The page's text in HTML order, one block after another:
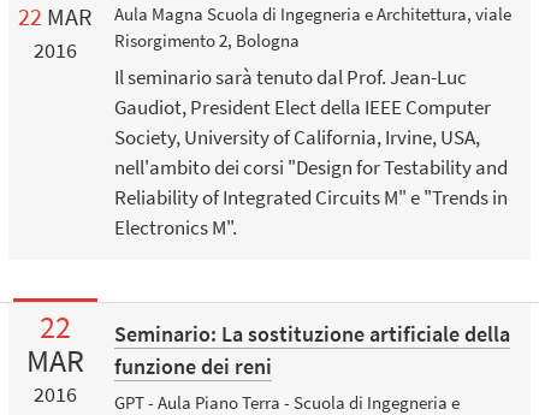
22 MAR
2016
Aula Magna Scuola di Ingegneria e Architettura, viale
Risorgimento 2, Bologna
Il seminario sarà tenuto dal Prof. Jean-Luc
Gaudiot, President Elect della IEEE Computer
Society, University of California, Irvine, USA,
nell'ambito dei corsi "Design for Testability and
Reliability of Integrated Circuits M" e "Trends in
Electronics M".
22
MAR
2016
Seminario: La sostituzione artificiale della
funzione dei reni
GPT - Aula Piano Terra - Scuola di Ingegneria e